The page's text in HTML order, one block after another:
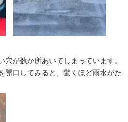
穴が数か所あいてしまっています。
開口してみると、驚くほど雨水がた